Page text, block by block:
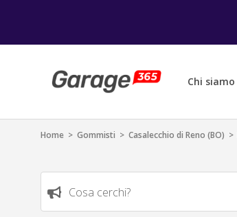
Chi siamo
Home > Gommisti > Casalecchio di Reno (BO) >
Cosa cerchi?